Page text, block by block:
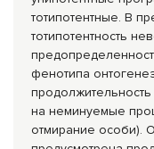
тотипотентные. В
тотипотентность
фенотипа
на неминуемые
отмирание особи).